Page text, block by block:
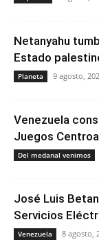
Netanyahu
Estado
Planeta 9 agosto,
Venezuela
Juegos
Del medanal venimos
José Luis
Servicios
Venezuela 8 agosto,